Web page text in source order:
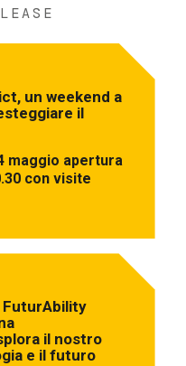
un weekend a
il
maggio apertura
con visite
FuturAbility
il nostro
e il futuro